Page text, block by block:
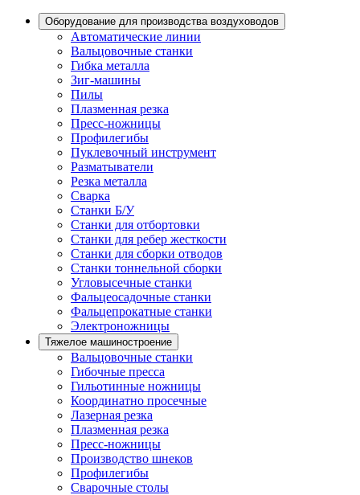
Оборудование для производства воздуховодов
Автоматические линии
Вальцовочные станки
Гибка металла
Зиг-машины
Пилы
Плазменная резка
Пресс-ножницы
Профилегибы
Пуклевочный инструмент
Разматыватели
Резка металла
Сварка
Станки Б/У
Станки для отбортовки
Станки для ребер жесткости
Станки для сборки отводов
Станки тоннельной сборки
Угловысечные станки
Фальцеосадочные станки
Фальцепрокатные станки
Электроножницы
Тяжелое машиностроение
Вальцовочные станки
Гибочные пресса
Гильотинные ножницы
Координатно просечные
Лазерная резка
Плазменная резка
Пресс-ножницы
Производство шнеков
Профилегибы
Сварочные столы